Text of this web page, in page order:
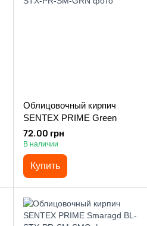
Облицовочный кирпич
SENTEX PRIME Green
72.00 грн
В наличии
Купить